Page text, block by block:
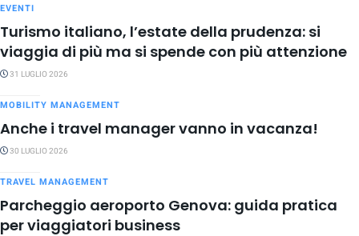
EVENTI
Turismo italiano, l’estate della prudenza: si
viaggia di più ma si spende con più attenzione
31 LUGLIO 2026
MOBILITY MANAGEMENT
Anche i travel manager vanno in vacanza!
30 LUGLIO 2026
TRAVEL MANAGEMENT
Parcheggio aeroporto Genova: guida pratica
per viaggiatori business